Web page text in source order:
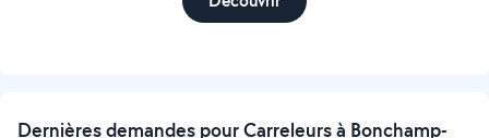
Dernières demandes pour Carreleurs à Bonchamp-